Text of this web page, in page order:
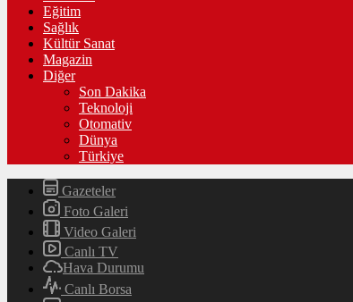
Eğitim
Sağlık
Kültür Sanat
Magazin
Diğer
Son Dakika
Teknoloji
Otomativ
Dünya
Türkiye
Gazeteler
Foto Galeri
Video Galeri
Canlı TV
Hava Durumu
Canlı Borsa